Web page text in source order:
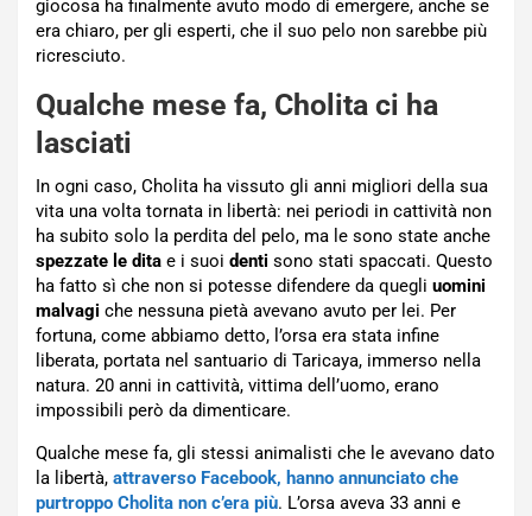
giocosa ha finalmente avuto modo di emergere, anche se
era chiaro, per gli esperti, che il suo pelo non sarebbe più
ricresciuto.
Qualche mese fa, Cholita ci ha
lasciati
In ogni caso, Cholita ha vissuto gli anni migliori della sua
vita una volta tornata in libertà: nei periodi in cattività non
ha subito solo la perdita del pelo, ma le sono state anche
spezzate le dita e i suoi denti sono stati spaccati. Questo
ha fatto sì che non si potesse difendere da quegli uomini
malvagi che nessuna pietà avevano avuto per lei. Per
fortuna, come abbiamo detto, l’orsa era stata infine
liberata, portata nel santuario di Taricaya, immerso nella
natura. 20 anni in cattività, vittima dell’uomo, erano
impossibili però da dimenticare.
Qualche mese fa, gli stessi animalisti che le avevano dato
la libertà, attraverso Facebook, hanno annunciato che
purtroppo Cholita non c’era più. L’orsa aveva 33 anni e